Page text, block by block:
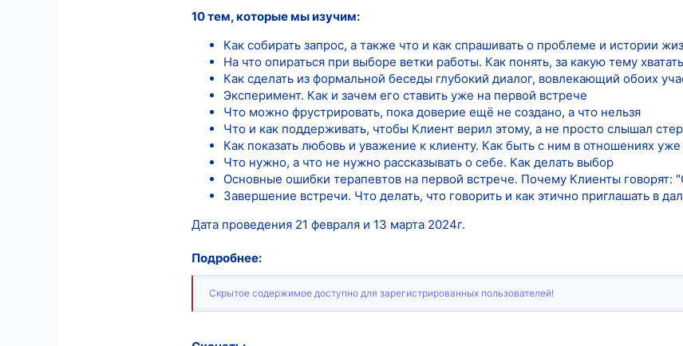
10 тем, которые мы изучим:
Как собирать запрос, а также что и как спрашивать о проблеме и истории
На что опираться при выборе ветки работы. Как понять, за какую тему
Как сделать из формальной беседы глубокий диалог, вовлекающий обоих
Эксперимент. Как и зачем его ставить уже на первой встрече
Что можно фрустрировать, пока доверие ещё не создано, а что нельзя
Что и как поддерживать, чтобы Клиент верил этому, а не просто слышал
Как показать любовь и уважение к клиенту. Как быть с ним в отношениях
Что нужно, а что не нужно рассказывать о себе. Как делать выбор
Основные ошибки терапевтов на первой встрече. Почему Клиенты говорят:
Завершение встречи. Что делать, что говорить и как этично приглашать в
Дата проведения 21 февраля и 13 марта 2024г.
Подробнее:
Скрытое содержимое доступно для зарегистрированных пользователей!